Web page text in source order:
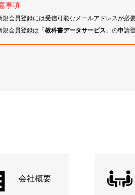
事項
規会員登録には受信可能なメールアドレスが必
規会員登録は「教科書データサービス 」の申請
会社概要